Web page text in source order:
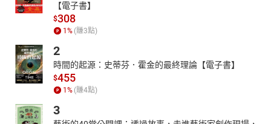
【電子書】
$308
1 % (賺3點)
2
時間的起源：史蒂芬．霍金的最終理論【電子書】
$455
1 % (賺4點)
3